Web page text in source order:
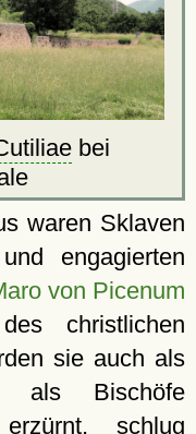
bei
waren Sklaven
engagierten
von Picenum
christlichen
sie auch als
als Bischöfe
schlug